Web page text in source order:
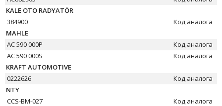
KALE OTO RADYATÖR
384900
Код аналога
MAHLE
AC 590 000P
Код аналога
AC 590 000S
Код аналога
KRAFT AUTOMOTIVE
0222626
Код аналога
NTY
CCS-BM-027
Код аналога